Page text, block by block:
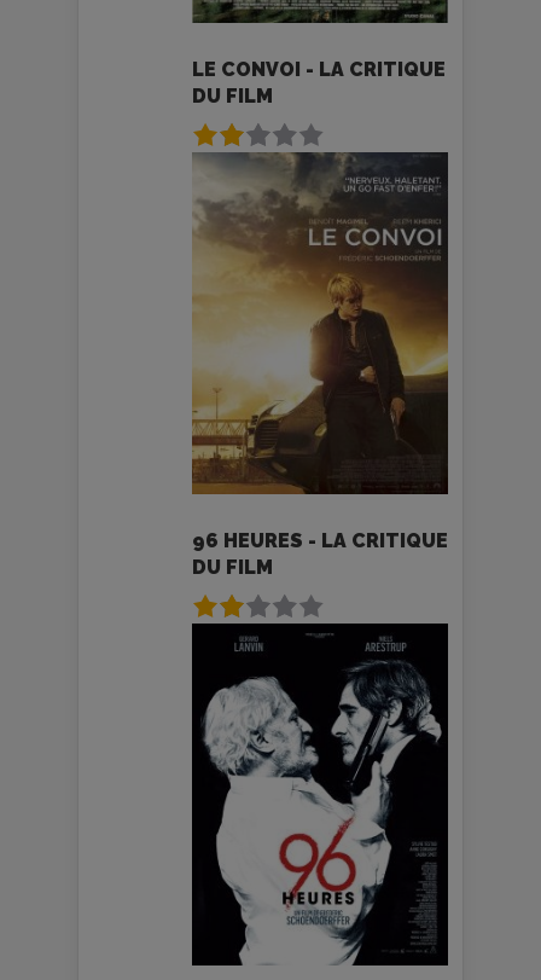
LE CONVOI - LA CRITIQUE
DU FILM
96 HEURES - LA CRITIQUE
DU FILM